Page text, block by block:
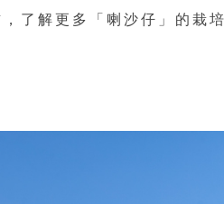
解更多「喇沙仔」的栽培